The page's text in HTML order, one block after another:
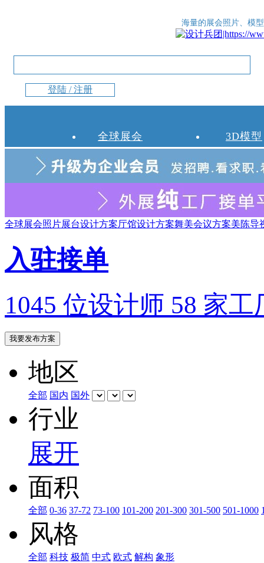
海量的展会照片、模
登陆 / 注册
全球展会 3D模型
全球展会照片展台设计方案厅馆设计方案舞美会议方案美陈导
入驻接单
1045 位设计师 58 家工
我要发布方案
地区
全部 国内 国外
行业
展开
面积
全部 0-36 37-72 73-100 101-200 201-300 301-500 501-1000
风格
全部 科技 极简 中式 欧式 解构 象形